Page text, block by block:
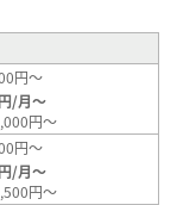
円～
円/月～
円～
円～
円/月～
円～